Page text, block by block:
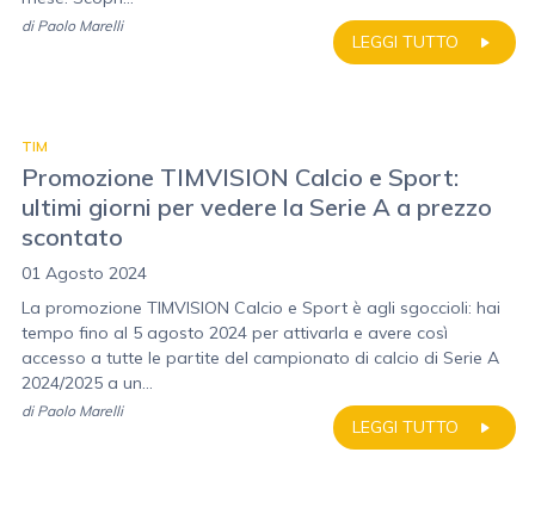
LEGGI TUTTO
di Paolo Marelli
TIM
Promozione TIMVISION Calcio e Sport:
ultimi giorni per vedere la Serie A a prezzo
scontato
01 Agosto 2024
La promozione TIMVISION Calcio e Sport è agli sgoccioli: hai
tempo fino al 5 agosto 2024 per attivarla e avere così
accesso a tutte le partite del campionato di calcio di Serie A
2024/2025 a un...
LEGGI TUTTO
di Paolo Marelli